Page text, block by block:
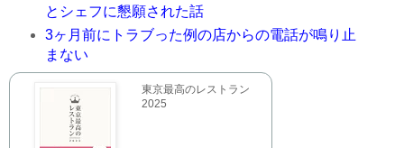
とシェフに懇願された話
3ヶ月前にトラブった例の店からの電話が鳴り止
まない
東京最高のレストラン
2025